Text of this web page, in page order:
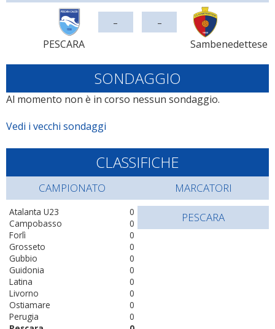
PESCARA
- -
Sambenedettese
SONDAGGIO
Al momento non è in corso nessun sondaggio.
Vedi i vecchi sondaggi
CLASSIFICHE
CAMPIONATO
0
Atalanta U23
0
Campobasso
0
Forlì
0
Grosseto
0
Gubbio
0
Guidonia
0
Latina
0
Livorno
0
Ostiamare
0
Perugia
MARCATORI
PESCARA